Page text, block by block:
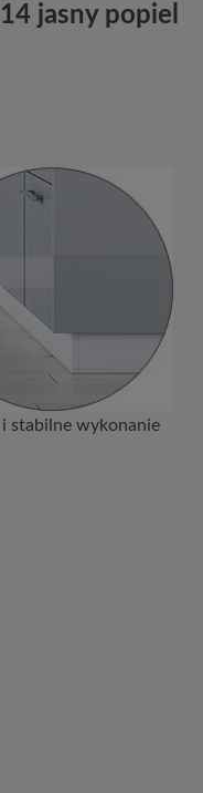
jasny popiel
stabilne wykonanie